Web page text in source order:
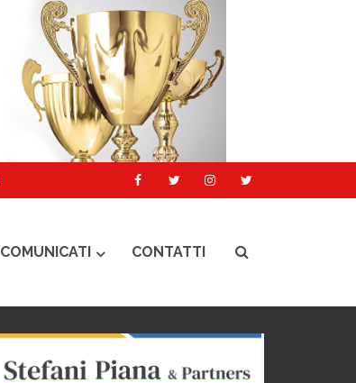
COMUNICATI CONTATTI